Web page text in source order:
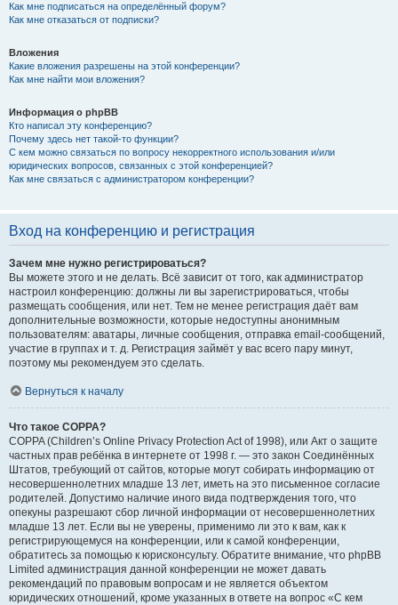
Как мне подписаться на определённый форум?
Как мне отказаться от подписки?
Вложения
Какие вложения разрешены на этой конференции?
Как мне найти мои вложения?
Информация о phpBB
Кто написал эту конференцию?
Почему здесь нет такой-то функции?
С кем можно связаться по вопросу некорректного использования и/или
юридических вопросов, связанных с этой конференцией?
Как мне связаться с администратором конференции?
Вход на конференцию и регистрация
Зачем мне нужно регистрироваться?
Вы можете этого и не делать. Всё зависит от того, как администратор
настроил конференцию: должны ли вы зарегистрироваться, чтобы
размещать сообщения, или нет. Тем не менее регистрация даёт вам
дополнительные возможности, которые недоступны анонимным
пользователям: аватары, личные сообщения, отправка email-сообщений,
участие в группах и т. д. Регистрация займёт у вас всего пару минут,
поэтому мы рекомендуем это сделать.
Вернуться к началу
Что такое COPPA?
COPPA (Children’s Online Privacy Protection Act of 1998), или Акт о защите
частных прав ребёнка в интернете от 1998 г. — это закон Соединённых
Штатов, требующий от сайтов, которые могут собирать информацию от
несовершеннолетних младше 13 лет, иметь на это письменное согласие
родителей. Допустимо наличие иного вида подтверждения того, что
опекуны разрешают сбор личной информации от несовершеннолетних
младше 13 лет. Если вы не уверены, применимо ли это к вам, как к
регистрирующемуся на конференции, или к самой конференции,
обратитесь за помощью к юрисконсульту. Обратите внимание, что phpBB
Limited администрация данной конференции не может давать
рекомендаций по правовым вопросам и не является объектом
юридических отношений, кроме указанных в ответе на вопрос «С кем